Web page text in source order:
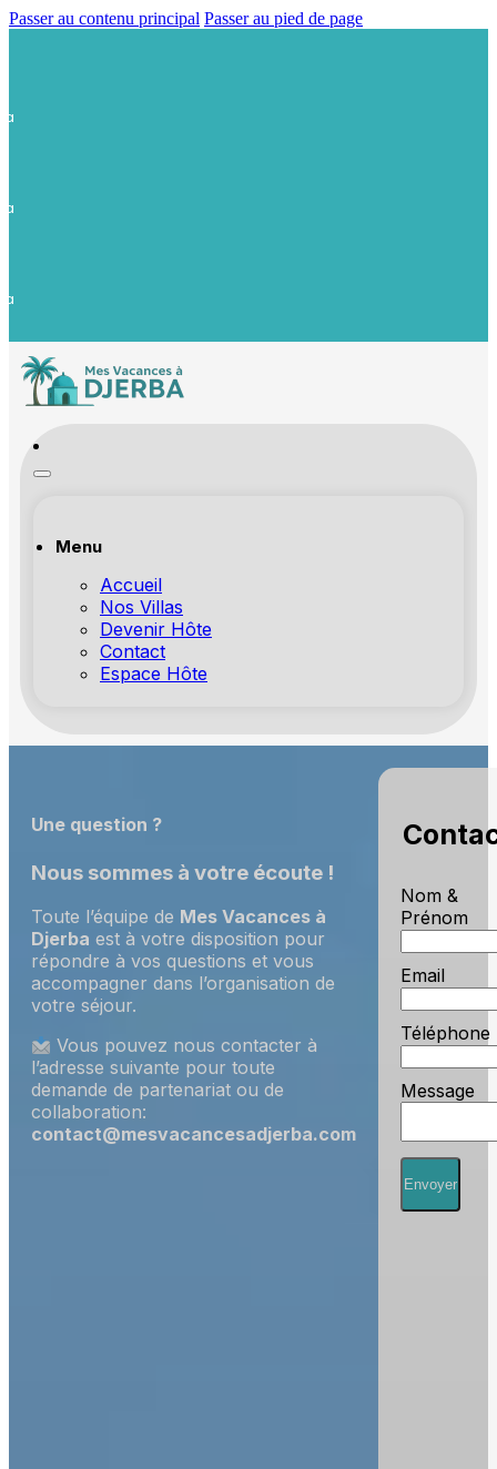
Passer au contenu principal Passer au pied de page
Menu
Accueil
Nos Villas
Devenir Hôte
Contact
Espace Hôte
Une question ?
Nous sommes à votre écoute !
Toute l’équipe de Mes Vacances à
Djerba est à votre disposition pour
répondre à vos questions et vous
accompagner dans l’organisation de
votre séjour.
Vous pouvez nous contacter à
l’adresse suivante pour toute
demande de partenariat ou de
collaboration:
contact@mesvacancesadjerba.com
Nom &
Prénom
Email
Téléphone
Message
Envoyer